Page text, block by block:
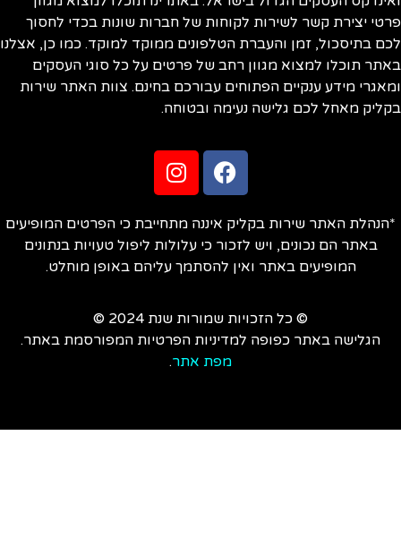
יצירת קשר לשירות לקוחות של חברות שונות בכדי לחסוך
בתיסכול, זמן והעברת הטלפונים ממוקד למוקד. כמו כן, אצלנו
תוכלו למצוא מגוון רחב של פרטים על כל סוגי העסקים
מידע ענקיים הפתוחים עבורכם בחינם. צוות האתר שירות
מאחל לכם גלישה נעימה ובטוחה.
האתר שירות בקליק איננה מתחייבת כי הפרטים המופיעים
באתר הם נכונים, ויש לזכור כי עלולות ליפול טעויות בנתונים
המופיעים באתר ואין להסתמך עליהם באופן מוחלט.
© כל הזכויות שמורות שנת 2024 ©
הגלישה באתר כפופה למדיניות הפרטיות המפורסמת באתר.
מפת אתר.